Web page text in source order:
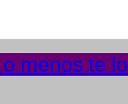
menos te lo